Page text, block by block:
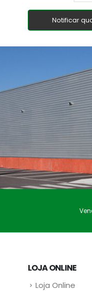
Notificar
LOJA ONLINE
Loja Online